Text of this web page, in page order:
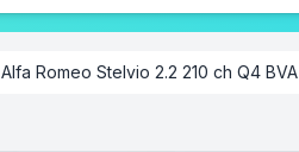
Alfa Romeo Stelvio 2.2 210 ch Q4 BVA